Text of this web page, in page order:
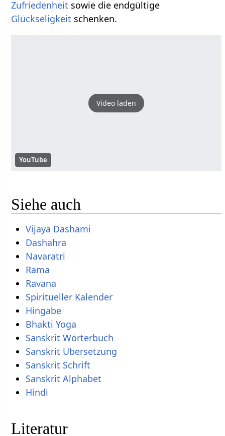
Zufriedenheit sowie die endgültige
Glückseligkeit schenken.
Video laden
YouTube
Siehe auch
Vijaya Dashami
Dashahra
Navaratri
Rama
Ravana
Spiritueller Kalender
Hingabe
Bhakti Yoga
Sanskrit Wörterbuch
Sanskrit Übersetzung
Sanskrit Schrift
Sanskrit Alphabet
Hindi
Literatur